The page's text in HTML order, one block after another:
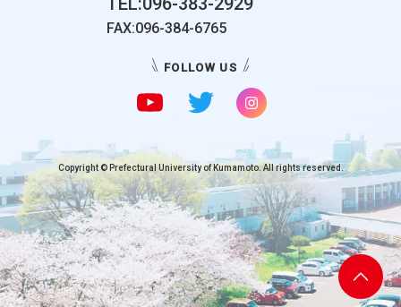
FAX:096-384-6765
FOLLOW US
Copyright © Prefectural University of Kumamoto. All rights reserved.